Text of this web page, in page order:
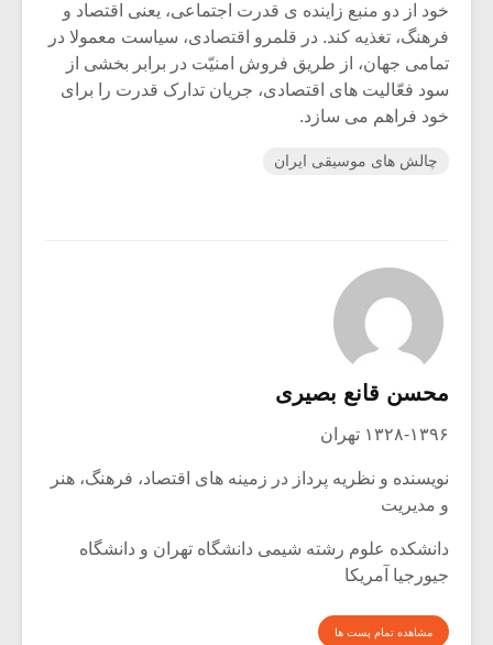
خود از دو منبع زاینده ی قدرت اجتماعی، یعنی اقتصاد و
فرهنگ، تغذیه کند. در قلمرو اقتصادی، سیاست معمولا در
تمامی جهان، از طریق فروش امنیّت در برابر بخشی از
سود فعّالیت های اقتصادی، جریان تدارک قدرت را برای
خود فراهم می سازد.
چالش های موسیقی ایران
محسن قانع بصیری
۱۳۲۸-۱۳۹۶ تهران
نویسنده و نظریه پرداز در زمینه های اقتصاد، فرهنگ، هنر
و مدیریت
دانشکده علوم رشته شیمی دانشگاه تهران و دانشگاه
جیورجیا آمریکا
مشاهده تمام پست ها